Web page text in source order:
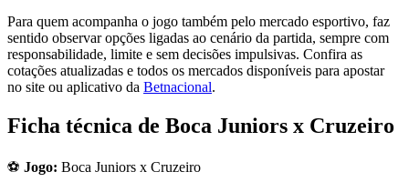
Para quem acompanha o jogo também pelo mercado esportivo, faz
sentido observar opções ligadas ao cenário da partida, sempre com
responsabilidade, limite e sem decisões impulsivas. Confira as
cotações atualizadas e todos os mercados disponíveis para apostar
no site ou aplicativo da Betnacional.
Ficha técnica de Boca Juniors x Cruzeiro
⚽ Jogo: Boca Juniors x Cruzeiro